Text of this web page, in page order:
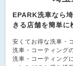
EPARK洗車なら
きる店舗を簡単に
安くてお得な洗車・
洗車・コーティング
洗車・コーティング